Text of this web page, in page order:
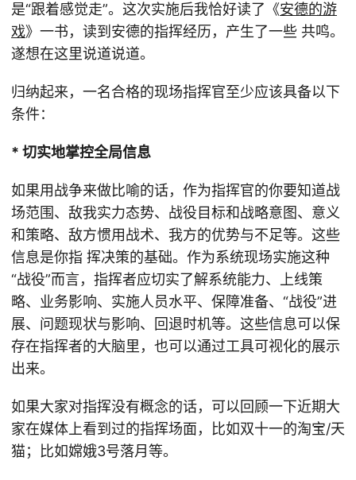
是“跟着感觉走”。这次实施后我恰好读了《安德的游
戏》一书，读到安德的指挥经历，产生了一些 共鸣。
遂想在这里说道说道。
归纳起来，一名合格的现场指挥官至少应该具备以下
条件：
* 切实地掌控全局信息
如果用战争来做比喻的话，作为指挥官的你要知道战
场范围、敌我实力态势、战役目标和战略意图、意义
和策略、敌方惯用战术、我方的优势与不足等。这些
信息是你指 挥决策的基础。作为系统现场实施这种
“战役”而言，指挥者应切实了解系统能力、上线策
略、业务影响、实施人员水平、保障准备、“战役”进
展、问题现状与影响、回退时机等。这些信息可以保
存在指挥者的大脑里，也可以通过工具可视化的展示
出来。
如果大家对指挥没有概念的话，可以回顾一下近期大
家在媒体上看到过的指挥场面，比如双十一的淘宝/天
猫；比如嫦娥3号落月等。